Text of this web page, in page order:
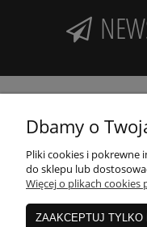
Nasz sklep:
Dbamy o
Pliki cookies i pokrewne
do sklepu lub
Więcej o plikach cookies
ZAAKCEPTUJ TYLKO